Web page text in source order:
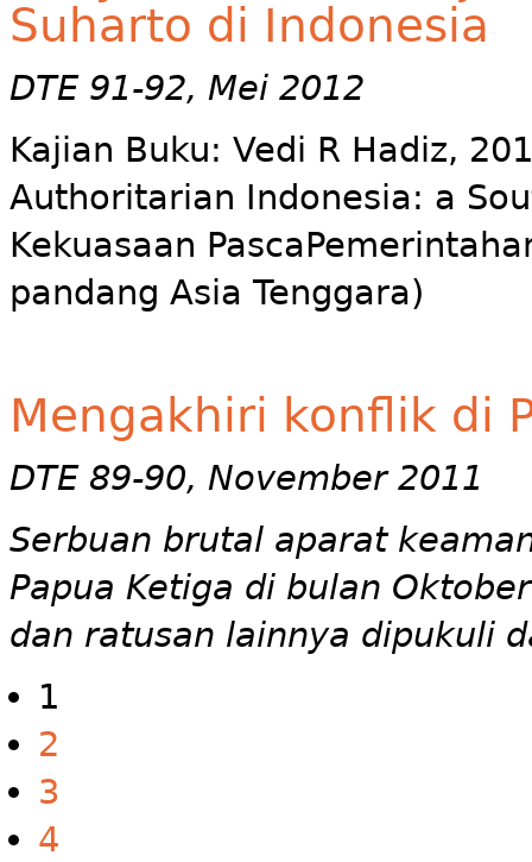
Suharto di Indonesia
DTE 91-92, Mei 2012
Kajian Buku: Vedi R Hadiz,
Authoritarian Indonesia: a
Kekuasaan
pandang Asia Tenggara)
Mengakhiri konflik di
DTE 89-90, November 2011
Serbuan brutal aparat
Papua Ketiga di bulan
dan ratusan lainnya dipukuli
1
2
3
4